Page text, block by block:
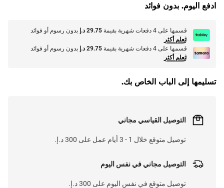
ادفع اليوم. بدون فوائد
قسمها على 4 دفعات شهرية بقيمة 29.75 د.إ
بدون رسوم أو فوائد
تعلم أكثر
قسمها على 4 دفعات شهرية بقيمة
29.75 د.إ
بدون رسوم أو فوائد
تعلم أكثر
تسليمها إلى الباب الخاص بك.
التوصيل القياسي مجاني
توصيل متوقع خلال 1 - 3 أيام عمل على 300 د.إ.
التوصيل مجاني في نفس اليوم
توصيل متوقع في نفس اليوم على 300 د.إ.